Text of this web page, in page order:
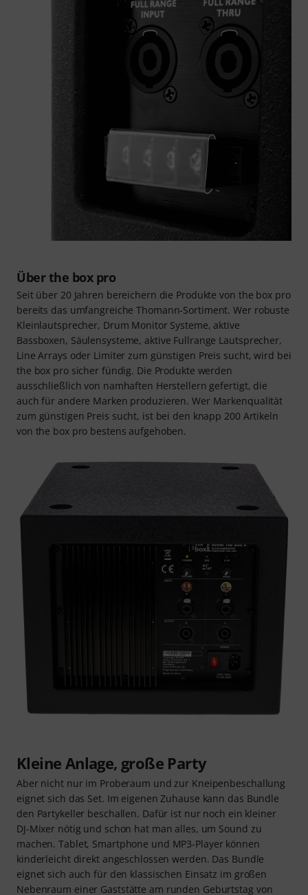
Über the box pro
Seit über 20 Jahren bereichern die Produkte von the box pro
bereits das umfangreiche Thomann-Sortiment. Wer robuste
Kleinlautsprecher, Drum Monitor Systeme, aktive
Bassboxen, Säulensysteme, aktive Fullrange Lautsprecher,
Line Arrays oder Limiter zum günstigen Preis sucht, wird bei
the box pro sicher fündig. Die Produkte werden
ausschließlich von namhaften Herstellern gefertigt, die
auch für andere Marken produzieren. Wer Markenqualität
zum günstigen Preis sucht, ist bei den knapp 200 Artikeln
von the box pro bestens aufgehoben.
Kleine Anlage, große Party
Aber nicht nur im Proberaum und zur Kneipenbeschallung
eignet sich das Set. Im eigenen Zuhause kann das Bundle
den Partykeller beschallen. Dafür ist nur noch ein kleiner
DJ-Mixer nötig und schon hat man alles, um Sound zu
machen. Tablet, Smartphone und MP3-Player können
kinderleicht direkt angeschlossen werden. Das Bundle
eignet sich auch für den klassischen Einsatz im großen
Nebenraum einer Gaststätte am runden Geburtstag von